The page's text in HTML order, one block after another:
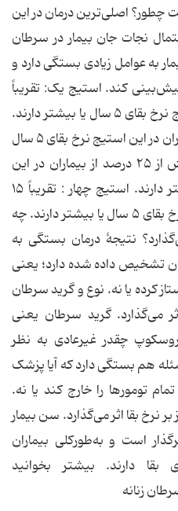
اصلی‌ترین درمان در این
نجات جان بیمار در سرطان
به عوامل زیادی بستگی دارد و
کند. استیج یک: تقریباً
۹۵ درصد از بیماران در این استیج نرخ بقای ۵ سال یا بیشتر دارند.
استیج دو: تقریباً ۷۰ درصد از بیماران در این استیج نرخ بقای ۵ سال
یا بیشتر دارند. استیج سه: بیش از ۲۵ درصد از بیماران در این
استیج نرخ بقای ۵ سال یا بیشتر دارند. استیج چهار : تقریباً ۱۵
درصد از بیماران در این استیج نرخ بقای ۵ سال یا بیشتر دارند. چه
نتیجهٔ درمان بستگی به
تشخیص ‌داده ‌شده دارد؛ یعنی
کرده یا نه. نوع و گرید سرطان
می‌گذارد. گرید سرطان یعنی
چقدر غیرعادی به نظر
هم بستگی دارد که آیا پزشک
تومورها را خارج کند یا نه.
نرخ بقا اثر می‌گذارد. سن بیمار
است و به‌طورکلی بیماران
دارند. بیشتر بخوانید
زنانه